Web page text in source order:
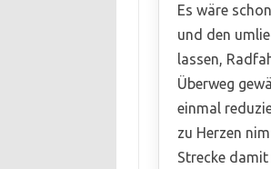
Es wäre
und den
lassen,
Überweg
einmal
zu Herzen
Strecke